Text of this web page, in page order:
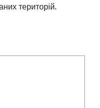
територій.